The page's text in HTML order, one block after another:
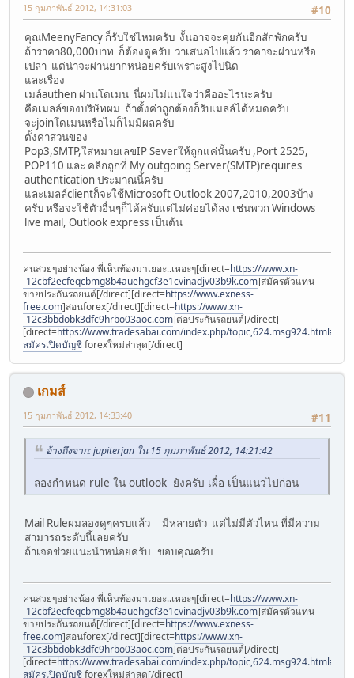
#10
15 กุมภาพันธ์ 2012, 14:31:03
คุณMeenyFancy ก็รับใช่ไหมครับ งั้นอาจจะคุยกันอีกสักพักครับ
ถ้าราคา80,000บาท ก็ต้องดูครับ ว่าเสนอไปแล้ว ราคาจะผ่านหรือ
เปล่า แต่น่าจะผ่านยากหน่อยครับเพราะสูงไปนิด
และเรื่อง
เมล์authen ผ่านโดเมน นี่ผมไม่แน่ใจว่าคืออะไรนะครับ
คือเมลล์ของบริษัทผม ถ้าตั้งค่าถูกต้องก็รับเมลล์ได้หมดครับ
จะjoinโดเมนหรือไม่ก็ไม่มีผลครับ
ตั้งค่าส่วนของ
Pop3,SMTP,ใส่หมายเลขIP Severให้ถูกแค่นั้นครับ ,Port 2525,
POP110 และ คลิกถูกที่ My outgoing Server(SMTP)requires
authentication ประมาณนี้ครับ
และเมลล์clientก็จะใช้Microsoft Outlook 2007,2010,2003บ้าง
ครับ หรือจะใช้ตัวอื่นๆก็ได้ครับแต่ไม่ค่อยได้ลง เช่นพวก Windows
live mail, Outlook express เป็นต้น
คนสวยๆอย่างน้อง พี่เห็นท้องมาเยอะ..เหอะๆ[direct=https://www.xn-
-12cbf2ecfeqcbmg8b4auehgcf3e1cvinadjv03b9k.com]สมัครตัวแทน
ขายประกันรถยนต์[/direct][direct=https://www.exness-
free.com]สอนforex[/direct][direct=https://www.xn-
-12c3bbdobk3dfc9hrbo03aoc.com]ต่อประกันรถยนต์[/direct]
[direct=https://www.tradesabai.com/index.php/
สมัครเปิดบัญชีforexใหม่ล่าสุด[/direct]
เกมส์
#11
15 กุมภาพันธ์ 2012, 14:33:40
อ้างถึงจาก: jupiterjan ใน 15 กุมภาพันธ์ 2012, 14:21:42
ลองกำหนด rule ใน outlook ยังครับ เผื่อ เป็นแนวไปก่อน
Mail Ruleผมลองดูๆครบแล้ว มีหลายตัว แต่ไม่มีตัวไหน ที่มีความ
สามารถระดับนี้เลยครับ
ถ้าเจอช่วยแนะนำหน่อยครับ ขอบคุณครับ
คนสวยๆอย่างน้อง พี่เห็นท้องมาเยอะ..เหอะๆ[direct=https://www.xn-
-12cbf2ecfeqcbmg8b4auehgcf3e1cvinadjv03b9k.com]สมัครตัวแทน
ขายประกันรถยนต์[/direct][direct=https://www.exness-
free.com]สอนforex[/direct][direct=https://www.xn-
-12c3bbdobk3dfc9hrbo03aoc.com]ต่อประกันรถยนต์[/direct]
[direct=https://www.tradesabai.com/index.php/
สมัครเปิดบัญชีforexใหม่ล่าสุด[/direct]